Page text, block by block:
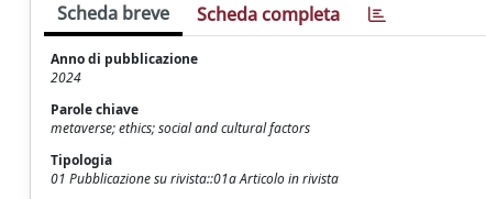
Scheda breve Scheda completa
Anno di pubblicazione
2024
Parole chiave
metaverse; ethics; social and cultural factors
Tipologia
01 Pubblicazione su rivista::01a Articolo in rivista